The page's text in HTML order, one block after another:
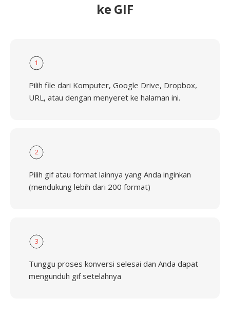
ke GIF
1
Pilih file dari Komputer, Google Drive, Dropbox,
URL, atau dengan menyeret ke halaman ini.
2
Pilih gif atau format lainnya yang Anda inginkan
(mendukung lebih dari 200 format)
3
Tunggu proses konversi selesai dan Anda dapat
mengunduh gif setelahnya